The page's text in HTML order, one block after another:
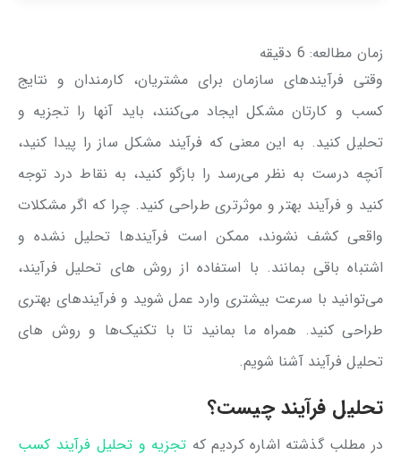
زمان مطالعه: 6 دقیقه
وقتی فرآیندهای سازمان برای مشتریان، کارمندان و نتایج
کسب و کارتان مشکل ایجاد می‌کنند، باید آنها را تجزیه و
تحلیل کنید. به این معنی که فرآیند مشکل ساز را پیدا کنید،
آنچه درست به نظر می‌رسد را بازگو کنید، به نقاط درد توجه
کنید و فرآیند بهتر و موثرتری طراحی کنید. چرا که اگر مشکلات
واقعی کشف نشوند، ممکن است فرآیندها تحلیل نشده و
اشتباه باقی بمانند. با استفاده از روش‌ های تحلیل فرآیند،
می‌توانید با سرعت بیشتری وارد عمل شوید و فرآیندهای بهتری
طراحی کنید. همراه ما بمانید تا با تکنیک‌ها و روش های
تحلیل فرآیند آشنا شویم.
تحلیل فرآیند چیست؟
در مطلب گذشته اشاره کردیم که تجزیه و تحلیل فرآیند کسب